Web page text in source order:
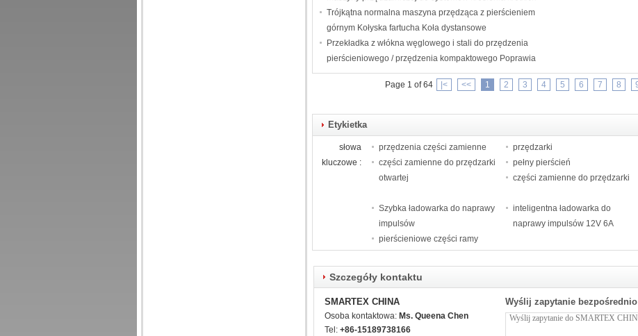
zszywek
Trójkątna normalna maszyna przędząca z pierścieniem
górnym Kołyska fartucha Koła dystansowe
Przekładka z włókna węglowego i stali do przędzenia
pierścieniowego / przędzenia kompaktowego Poprawia
jakość przędzy
Page 1 of 64
|< << 1 2 3 4 5 6 7 8
Etykietka
słowa
kluczowe :
przędzenia części zamienne przędzarki
części zamienne do przędzarki
otwartej
pełny pierścień
części zamienne do przędzarki
Szybka ładowarka do naprawy
impulsów
inteligentna ładowarka do
naprawy impulsów 12V 6A
pierścieniowe części ramy
Szczegóły kontaktu
SMARTEX CHINA
Osoba kontaktowa: Ms. Queena Chen
Tel: +86-15189738166
Wyślij zapytanie